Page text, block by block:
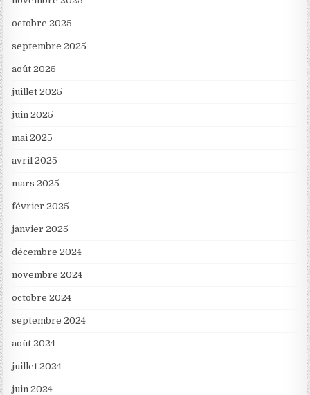
octobre 2025
septembre 2025
août 2025
juillet 2025
juin 2025
mai 2025
avril 2025
mars 2025
février 2025
janvier 2025
décembre 2024
novembre 2024
octobre 2024
septembre 2024
août 2024
juillet 2024
juin 2024